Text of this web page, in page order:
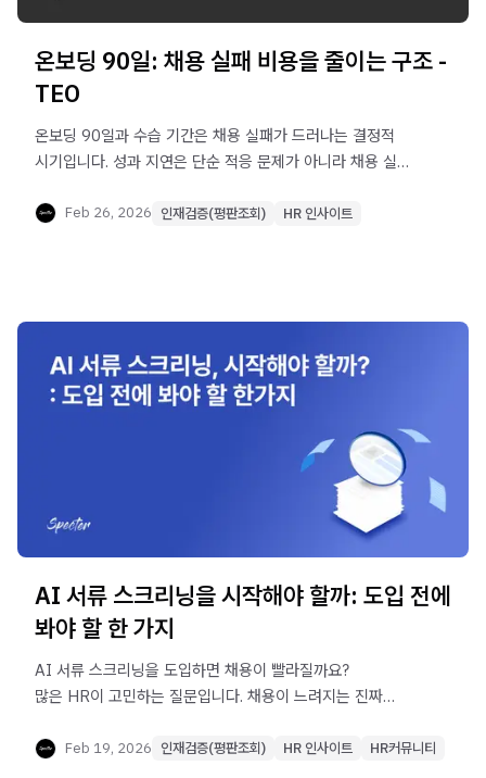
온보딩 90일: 채용 실패 비용을 줄이는 구조 -
TEO
온보딩 90일과 수습 기간은 채용 실패가 드러나는 결정적
시기입니다. 성과 지연은 단순 적응 문제가 아니라 채용 실패
구조와 온보딩 설계의 연결이 필요합니다. 이 글에서는 입사
Feb 26, 2026 인재검증(평판조회) HR 인사이트
AI 서류 스크리닝을 시작해야 할까: 도입 전에
봐야 할 한 가지
AI 서류 스크리닝을 도입하면 채용이 빨라질까요?
많은 HR이 고민하는 질문입니다. 채용이 느려지는 진짜
기준을 어떻게 구조화해야 하는지, 그리고 AI가 일관성을
Feb 19, 2026 인재검증(평판조회) HR 인사이트 HR커뮤니티